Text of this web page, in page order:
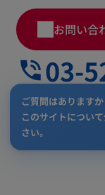
お問い合
03-
プライバシーポリ
Copyright 株式会
ご質問はありますか
このサイトについ
さい。